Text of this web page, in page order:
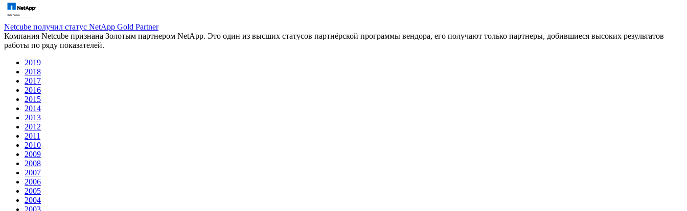
Netcube получил статус NetApp Gold Partner
Компания Netcube признана Золотым партнером NetApp. Это один из высших статусов партнёрской программы вендора, его получают только партнеры, добившиеся высоких результатов
работы по ряду показателей.
2019
2018
2017
2016
2015
2014
2013
2012
2011
2010
2009
2008
2007
2006
2005
2004